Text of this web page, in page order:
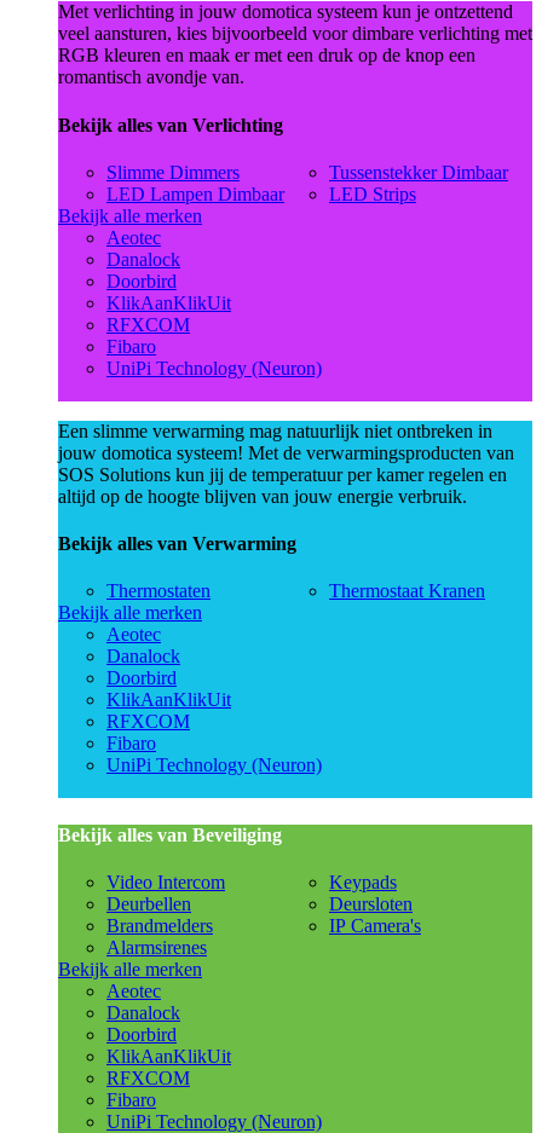
Met verlichting in jouw domotica systeem kun je ontzettend
veel aansturen, kies bijvoorbeeld voor dimbare verlichting met
RGB kleuren en maak er met een druk op de knop een
romantisch avondje van.
Bekijk alles van Verlichting
Slimme Dimmers
LED Lampen Dimbaar
Tussenstekker Dimbaar
LED Strips
Bekijk alle merken
Aeotec
Danalock
Doorbird
KlikAanKlikUit
RFXCOM
Fibaro
UniPi Technology (Neuron)
Een slimme verwarming mag natuurlijk niet ontbreken in
jouw domotica systeem! Met de verwarmingsproducten van
SOS Solutions kun jij de temperatuur per kamer regelen en
altijd op de hoogte blijven van jouw energie verbruik.
Bekijk alles van Verwarming
Thermostaten
Thermostaat Kranen
Bekijk alle merken
Aeotec
Danalock
Doorbird
KlikAanKlikUit
RFXCOM
Fibaro
UniPi Technology (Neuron)
Bekijk alles van Beveiliging
Video Intercom
Deurbellen
Brandmelders
Alarmsirenes
Keypads
Deursloten
IP Camera's
Bekijk alle merken
Aeotec
Danalock
Doorbird
KlikAanKlikUit
RFXCOM
Fibaro
UniPi Technology (Neuron)